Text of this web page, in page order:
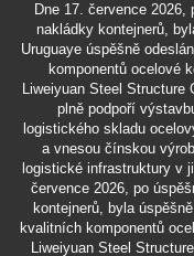
Dne 17. července
nakládky kontejnerů,
Uruguaye úspěšně
komponentů ocelové
Liweiyuan Steel Structure
plně podpoří
logistického skladu
a vnesou čínskou
logistické infrastruktury v
července 2026, po
kontejnerů, byla
kvalitních komponentů
Liweiyuan Steel